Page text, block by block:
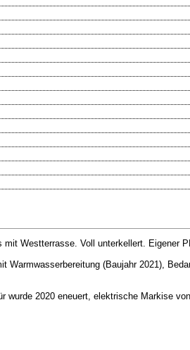
Westterrasse. Voll unterkellert. Eigener
(Baujahr 2021),
wurde 2020 eneuert, elektrische Markise